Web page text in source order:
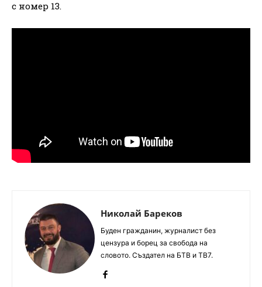
с номер 13.
Николай Бареков
Буден гражданин, журналист без
цензура и борец за свобода на
словото. Създател на БТВ и ТВ7.